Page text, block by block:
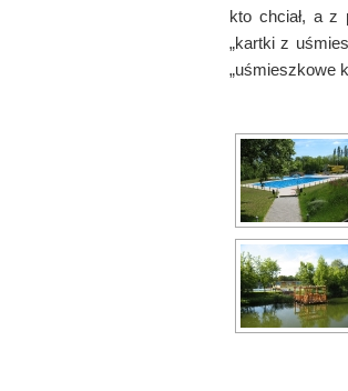
kto chciał, a z
„kartki z
„uśmieszkowe